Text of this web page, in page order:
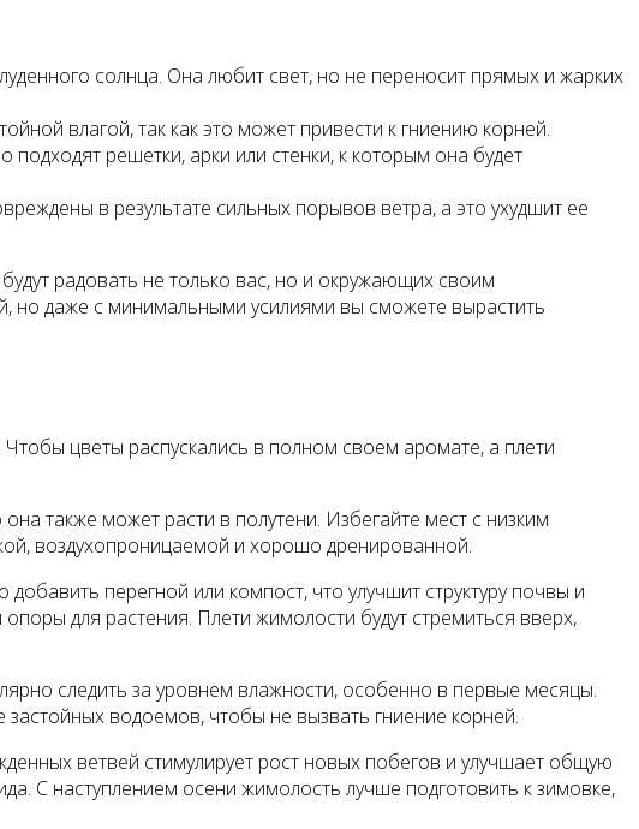
солнца. Она любит свет, но не переносит прямых и жарких
влагой, так как это может привести к гниению корней.
решетки, арки или стенки, к которым она будет
в результате сильных порывов ветра, а это ухудшит ее
радовать не только вас, но и окружающих своим
но даже с минимальными усилиями вы сможете вырастить
цветы распускались в полном своем аромате, а плети
также может расти в полутени. Избегайте мест с низким
воздухопроницаемой и хорошо дренированной.
перегной или компост, что улучшит структуру почвы и
для растения. Плети жимолости будут стремиться вверх,
следить за уровнем влажности, особенно в первые месяцы.
застойных водоемов, чтобы не вызвать гниение корней.
ветвей стимулирует рост новых побегов и улучшает общую
С наступлением осени жимолость лучше подготовить к зимовке,